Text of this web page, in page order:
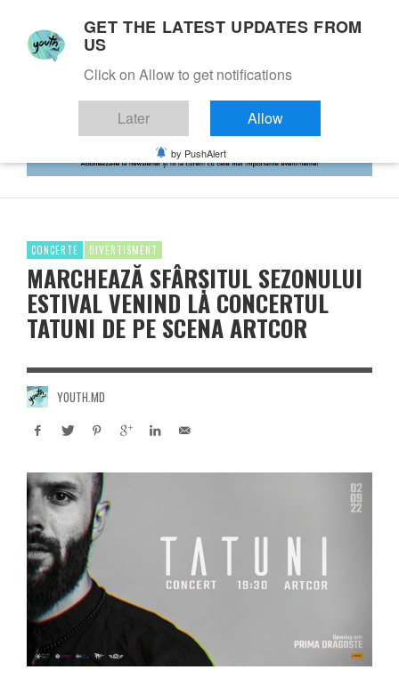
CONCERTE DIVERTISMENT
MARCHEAZĂ SFÂRȘITUL SEZONULUI
ESTIVAL VENIND LA CONCERTUL
TATUNI DE PE SCENA ARTCOR
YOUTH.MD
GET THE LATEST UPDATES FROM
US
Click on Allow to get notifications
Later Allow
by PushAlert